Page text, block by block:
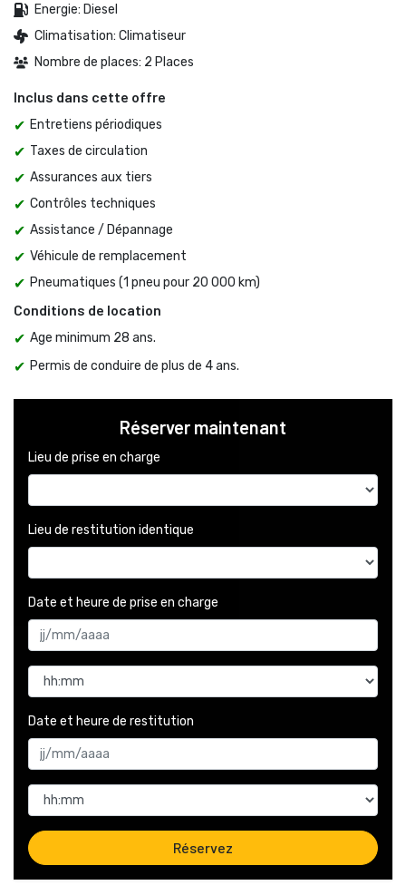
Energie: Diesel
Climatisation: Climatiseur
Nombre de places: 2 Places
Inclus dans cette offre
Entretiens périodiques
Taxes de circulation
Assurances aux tiers
Contrôles techniques
Assistance / Dépannage
Véhicule de remplacement
Pneumatiques (1 pneu pour 20 000 km)
Conditions de location
Age minimum 28 ans.
Permis de conduire de plus de 4 ans.
Réserver maintenant
Lieu de prise en charge
Lieu de restitution identique
Date et heure de prise en charge
Date et heure de restitution
Réservez